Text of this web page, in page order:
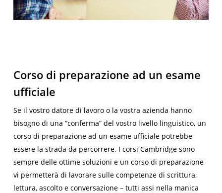
Corso di preparazione ad un esame
ufficiale
Se il vostro datore di lavoro o la vostra azienda hanno
bisogno di una “conferma” del vostro livello linguistico, un
corso di preparazione ad un esame ufficiale potrebbe
essere la strada da percorrere. I corsi Cambridge sono
sempre delle ottime soluzioni e un corso di preparazione
vi permetterà di lavorare sulle competenze di scrittura,
lettura, ascolto e conversazione – tutti assi nella manica